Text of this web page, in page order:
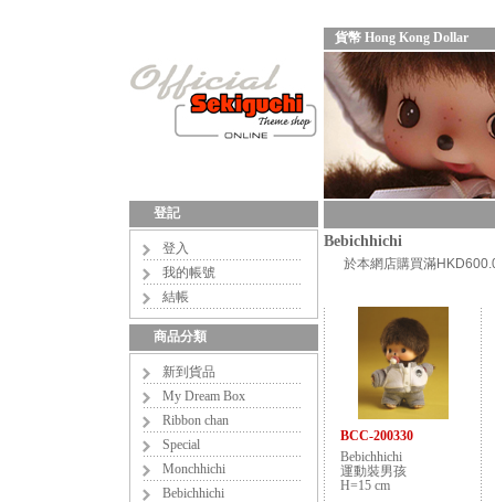
貨幣 Hong Kong Dollar
登記
登入
我的帳號
結帳
商品分類
新到貨品
My Dream Box
Ribbon chan
Special
Monchhichi
Bebichhichi
Bebichhichi
於本網店購買滿
BCC-200330
Bebichhichi
運動裝男孩
H=15 cm